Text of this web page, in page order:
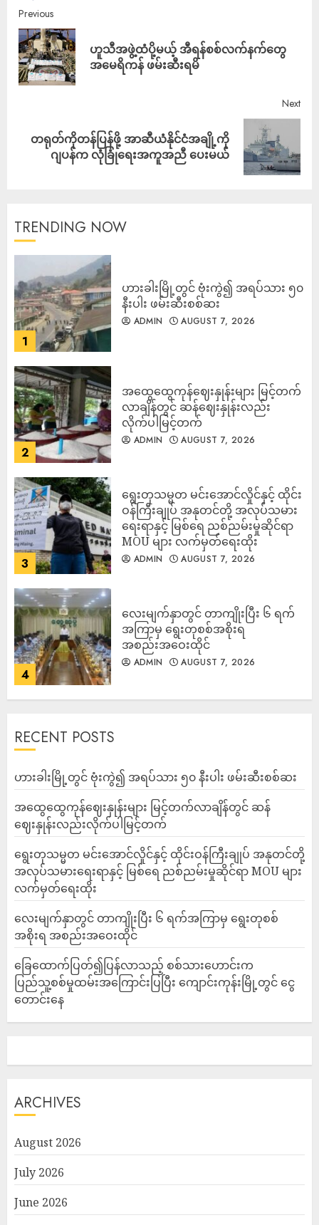
Previous
ဟူသီအဖွဲ့ထံပို့မယ့် အီရန်စစ်လက်နက်တွေ
အမေရိကန် ဖမ်းဆီးရမိ
Next
တရုတ်ကိုတန်ပြန်ဖို့ အာဆီယံနိုင်ငံအချို့ကို
ဂျပန်က လုံခြုံရေးအကူအညီ ပေးမယ်
TRENDING NOW
1
ဟားခါးမြို့တွင် ဗုံးကွဲ၍ အရပ်သား ၅၀
နီးပါး ဖမ်းဆီးစစ်ဆး
ADMIN AUGUST 7, 2026
2
အထွေထွေကုန်ဈေးနှုန်းများ မြင့်တက်
လာချိန်တွင် ဆန်ဈေးနှုန်းလည်း
လိုက်ပါမြင့်တက်
ADMIN AUGUST 7, 2026
3
ရွေးတုသမ္မတ မင်းအောင်လှိုင်နှင့် ထိုင်း
ဝန်ကြီးချုပ် အနုတင်တို့ အလုပ်သမား
ရေးရာနှင့် မြစ်ရေ ညစ်ညမ်းမှုဆိုင်ရာ
MOU များ လက်မှတ်ရေးထိုး
ADMIN AUGUST 7, 2026
4
လေးမျက်နှာတွင် တာကျိုးပြီး ၆ ရက်
အကြာမှ ရွေးတုစစ်အစိုးရ
အစည်းအဝေးထိုင်
ADMIN AUGUST 7, 2026
RECENT POSTS
ဟားခါးမြို့တွင် ဗုံးကွဲ၍ အရပ်သား ၅၀ နီးပါး ဖမ်းဆီးစစ်ဆး
အထွေထွေကုန်ဈေးနှုန်းများ မြင့်တက်လာချိန်တွင် ဆန်
ဈေးနှုန်းလည်းလိုက်ပါမြင့်တက်
ရွေးတုသမ္မတ မင်းအောင်လှိုင်နှင့် ထိုင်းဝန်ကြီးချုပ် အနုတင်တို့
အလုပ်သမားရေးရာနှင့် မြစ်ရေ ညစ်ညမ်းမှုဆိုင်ရာ MOU များ
လက်မှတ်ရေးထိုး
လေးမျက်နှာတွင် တာကျိုးပြီး ၆ ရက်အကြာမှ ရွေးတုစစ်
အစိုးရ အစည်းအဝေးထိုင်
ခြေထောက်ပြတ်၍ပြန်လာသည့် စစ်သားဟောင်းက
ပြည်သူ့စစ်မှုထမ်းအကြောင်းပြပြီး ကျောင်းကုန်းမြို့တွင် ငွေ
တောင်းနေ
ARCHIVES
August 2026
July 2026
June 2026